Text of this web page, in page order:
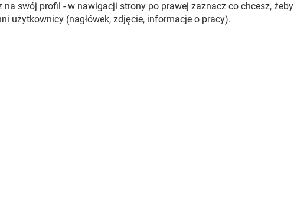
na swój profil - w nawigacji strony po prawej zaznacz co chcesz, żeby
użytkownicy (nagłówek, zdjęcie, informacje o pracy).